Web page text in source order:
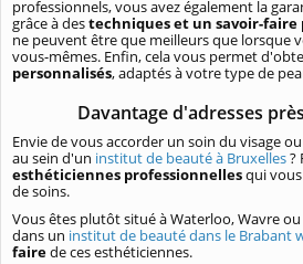
professionnels, vous avez également la
grâce à destechniques et un savoir-
ne peuvent être que meilleurs que lorsque
vous-mêmes. Enfin, cela vous permet
personnalisés, adaptés à votre type de
Davantage d'adresses
Envie de vous accorder un soin du visage
au sein d'un institut de beauté à Bruxelles?
esthéticiennes professionnellesqui
de soins.
Vous êtes plutôt situé à Waterloo, Wavre
dans un institut de beauté dans le Brabant
fairede ces esthéticiennes.